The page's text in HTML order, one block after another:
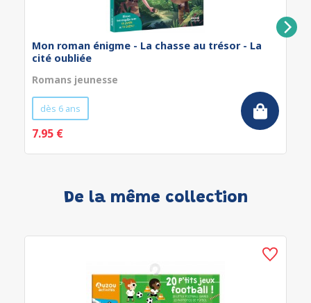
Mon roman énigme - La chasse au trésor - La
cité oubliée
Romans jeunesse
dès 6 ans
7.95 €
De la même collection